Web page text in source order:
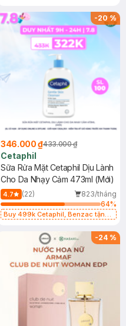
-20%
346.000 ₫433.000 ₫
Cetaphil
Sữa Rửa Mặt Cetaphil Dịu Lành
Cho Da Nhạy Cảm 473ml (Mới)
4.7 (22)
823/tháng
64%
Buy 499k Cetaphil, Benzac tặng
-24 %